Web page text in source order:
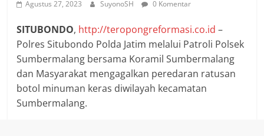
Agustus 27, 2023 SuyonoSH 0 Komentar
SITUBONDO, http://teropongreformasi.co.id –
Polres Situbondo Polda Jatim melalui Patroli Polsek
Sumbermalang bersama Koramil Sumbermalang
dan Masyarakat mengagalkan peredaran ratusan
botol minuman keras diwilayah kecamatan
Sumbermalang.